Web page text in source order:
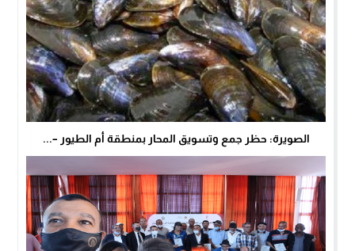
الصويرة: حظر جمع وتسويق المحار بمنطقة أم الطيور –...